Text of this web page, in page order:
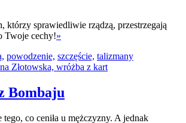
którzy sprawiedliwie rządzą, przestrzegają
Twoje cechy!»
powodzenie, szczęście, talizmany
Bombaju
tego, co ceniła u mężczyzny. A jednak